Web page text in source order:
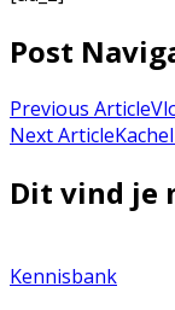
Post
Previous Article
Next Article
Dit vind je
Kennisbank